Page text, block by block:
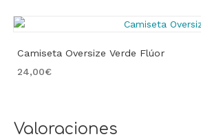
Camiseta Oversize Verde Flúor
24,00€
Valoraciones